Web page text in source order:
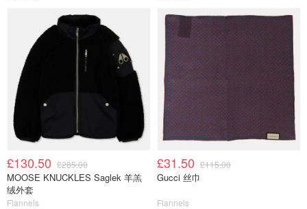
£130.50 £285.00
MOOSE KNUCKLES Saglek 羊羔
绒外套
Flannels
£31.50 £115.00
Gucci 丝巾
Flannels